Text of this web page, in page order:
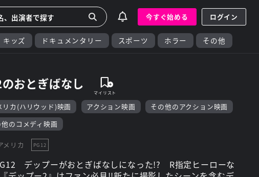
今すぐ始める ログイン
キッズ ドキュメンタリー スポーツ ホラー その他
おとぎばなし
リカ(ハリウッド)映画 アクション映画
その他のアクション映画
他のコメディ映画
メリカ PG12
デップーがおとぎばなしになった!? R指定ヒーローな